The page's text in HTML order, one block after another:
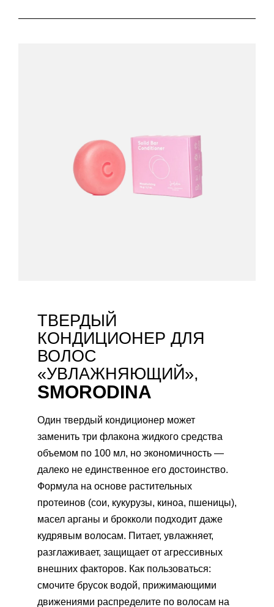
ТВЕРДЫЙ
КОНДИЦИОНЕР ДЛЯ
ВОЛОС
«УВЛАЖНЯЮЩИЙ»,
SMORODINA
Один твердый кондиционер может
заменить три флакона жидкого средства
объемом по 100 мл, но экономичность —
далеко не единственное его достоинство.
Формула на основе растительных
протеинов (сои, кукурузы, киноа, пшеницы),
масел арганы и брокколи подходит даже
кудрявым волосам. Питает, увлажняет,
разглаживает, защищает от агрессивных
внешних факторов. Как пользоваться:
смочите брусок водой, прижимающими
движениями распределите по волосам на